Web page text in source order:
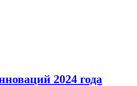
2024 года